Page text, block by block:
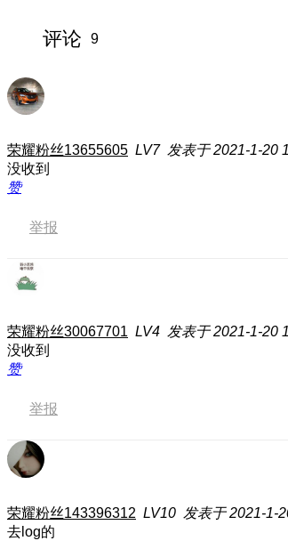
评论 9
荣耀粉丝13655605 LV7 发表于 2021-1-20
没收到
赞
举报
荣耀粉丝30067701 LV4 发表于 2021-1-20
没收到
赞
举报
荣耀粉丝143396312 LV10 发表于 2021-1-
去log的